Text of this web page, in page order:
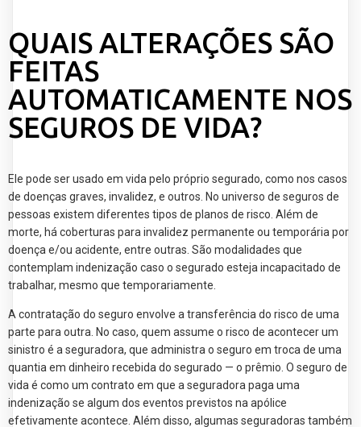
QUAIS ALTERAÇÕES SÃO
FEITAS
AUTOMATICAMENTE NOS
SEGUROS DE VIDA?
Ele pode ser usado em vida pelo próprio segurado, como nos casos
de doenças graves, invalidez, e outros. No universo de seguros de
pessoas existem diferentes tipos de planos de risco. Além de
morte, há coberturas para invalidez permanente ou temporária por
doença e/ou acidente, entre outras. São modalidades que
contemplam indenização caso o segurado esteja incapacitado de
trabalhar, mesmo que temporariamente.
A contratação do seguro envolve a transferência do risco de uma
parte para outra. No caso, quem assume o risco de acontecer um
sinistro é a seguradora, que administra o seguro em troca de uma
quantia em dinheiro recebida do segurado — o prêmio. O seguro de
vida é como um contrato em que a seguradora paga uma
indenização se algum dos eventos previstos na apólice
efetivamente acontece. Além disso, algumas seguradoras também